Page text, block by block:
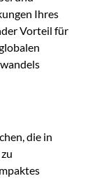
Ihres
Vorteil für
die in